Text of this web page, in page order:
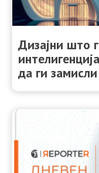
Дизајни што
да ги замисли